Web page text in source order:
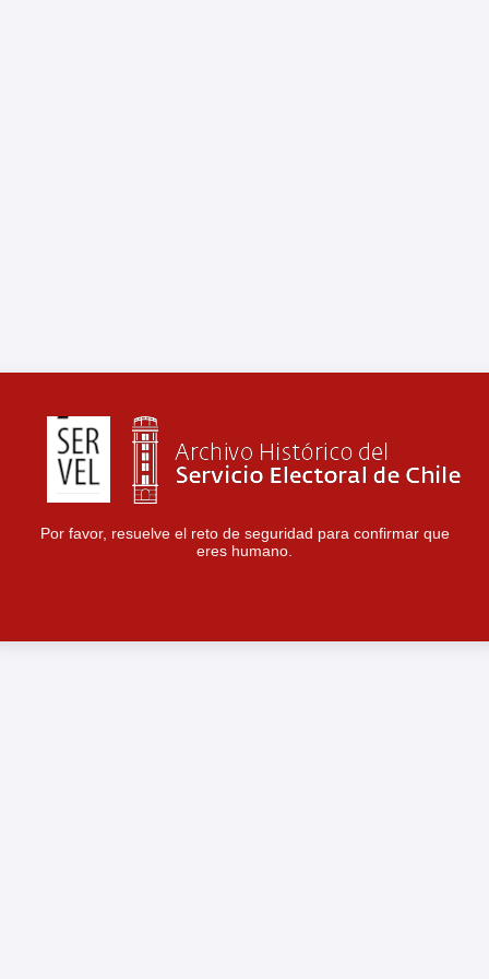
Por favor, resuelve el reto de seguridad para confirmar que
eres humano.